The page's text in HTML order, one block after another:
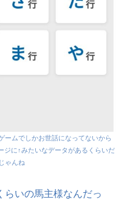
ームでしかお世話になってないから
ジに↑みたいなデータがあるくらいだ
ゃんね
らいの馬主様なんだっ